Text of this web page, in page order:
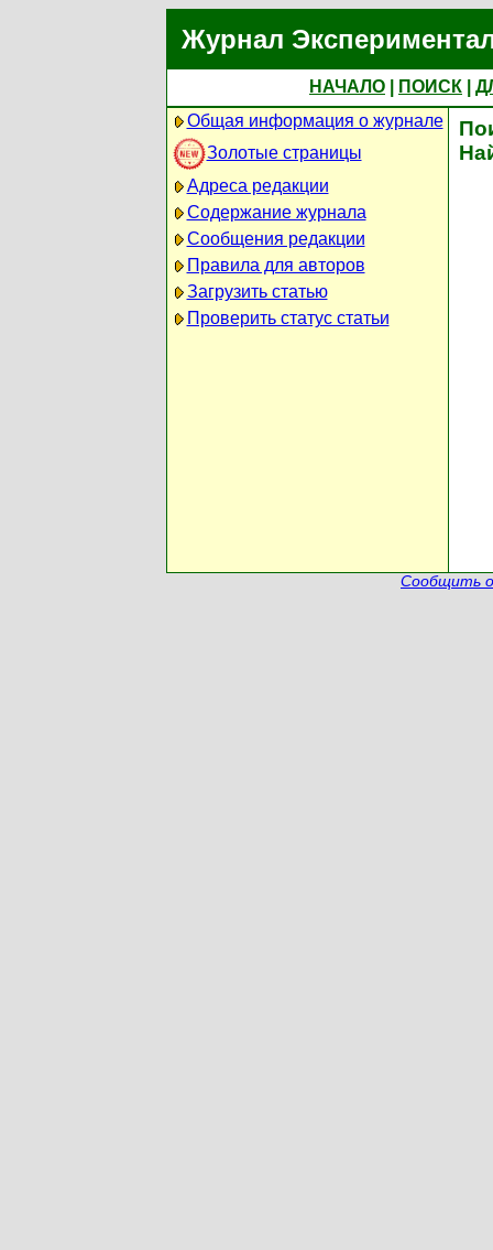
Журнал
НАЧАЛО ПОИСК
Общая информация о журнале
Золотые страницы
Адреса редакции
Содержание журнала
Сообщения редакции
Правила для авторов
Загрузить статью
Проверить статус статьи
Сообщить о